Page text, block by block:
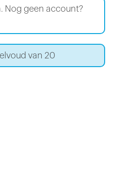
Nog geen account?
van 20